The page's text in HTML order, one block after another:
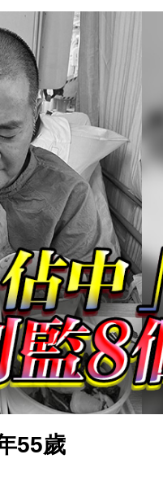
香從傳統邁向現代
潤總額近936億
文化傳承新篇章
55歲